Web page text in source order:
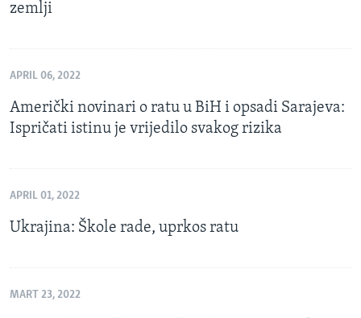
zemlji
APRIL 06, 2022
Američki novinari o ratu u BiH i opsadi Sarajeva:
Ispričati istinu je vrijedilo svakog rizika
APRIL 01, 2022
Ukrajina: Škole rade, uprkos ratu
MART 23, 2022